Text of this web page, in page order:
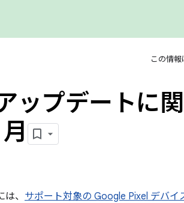
この情
ップデートに
、 サポート対象の Google Pixel デバイ